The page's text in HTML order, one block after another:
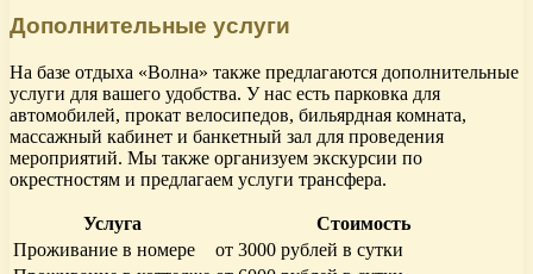
Дополнительные услуги
На базе отдыха «Волна» также предлагаются дополнительные
услуги для вашего удобства. У нас есть парковка для
автомобилей, прокат велосипедов, бильярдная комната,
массажный кабинет и банкетный зал для проведения
мероприятий. Мы также организуем экскурсии по
окрестностям и предлагаем услуги трансфера.
Услуга
Стоимость
Проживание в номере
от 3000 рублей в сутки